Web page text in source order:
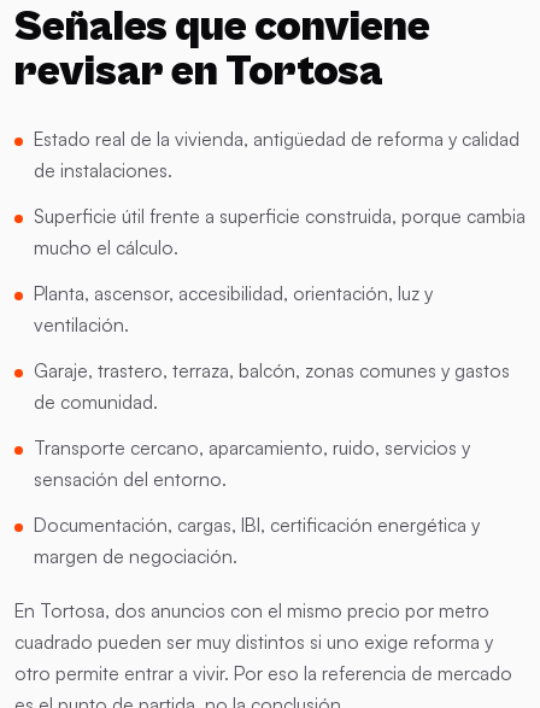
Señales que conviene
revisar en Tortosa
Estado real de la vivienda, antigüedad de reforma y calidad
de instalaciones.
Superficie útil frente a superficie construida, porque cambia
mucho el cálculo.
Planta, ascensor, accesibilidad, orientación, luz y
ventilación.
Garaje, trastero, terraza, balcón, zonas comunes y gastos
de comunidad.
Transporte cercano, aparcamiento, ruido, servicios y
sensación del entorno.
Documentación, cargas, IBI, certificación energética y
margen de negociación.
En Tortosa, dos anuncios con el mismo precio por metro
cuadrado pueden ser muy distintos si uno exige reforma y
otro permite entrar a vivir. Por eso la referencia de mercado